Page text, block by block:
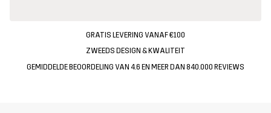
GRATIS LEVERING VANAF €100
ZWEEDS DESIGN & KWALITEIT
GEMIDDELDE BEOORDELING VAN 4.6 EN MEER DAN 840.000 REVIEWS